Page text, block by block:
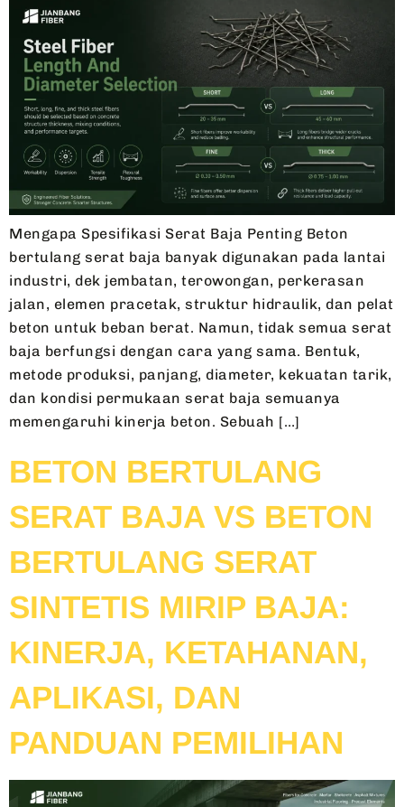
Mengapa Spesifikasi Serat Baja Penting Beton
bertulang serat baja banyak digunakan pada lantai
industri, dek jembatan, terowongan, perkerasan
jalan, elemen pracetak, struktur hidraulik, dan pelat
beton untuk beban berat. Namun, tidak semua serat
baja berfungsi dengan cara yang sama. Bentuk,
metode produksi, panjang, diameter, kekuatan tarik,
dan kondisi permukaan serat baja semuanya
memengaruhi kinerja beton. Sebuah […]
BETON BERTULANG
SERAT BAJA VS BETON
BERTULANG SERAT
SINTETIS MIRIP BAJA:
KINERJA, KETAHANAN,
APLIKASI, DAN
PANDUAN PEMILIHAN